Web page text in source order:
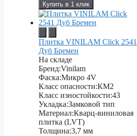
Купить в 1 клик
Плитка VINILAM Click 2541
Дуб Бремен
На складе
Бренд:Vinilam
Фаска:Микро 4V
Класс опасности:КМ2
Класс изностойкости:43
Укладка:Замковой тип
Материал:Кварц-виниловая
плитка (LVT)
Толщина:3,7 мм